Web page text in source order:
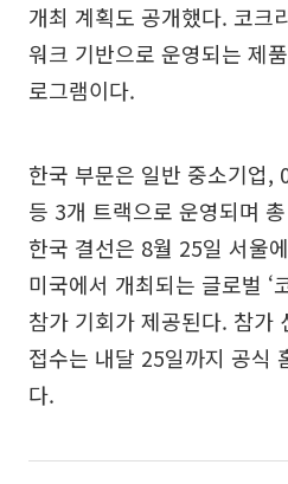
개최 계획도 공개했다. 코크
워크 기반으로 운영되는 제
로그램이다.
한국 부문은 일반 중소기업,
등 3개 트랙으로 운영되며
한국 결선은 8월 25일 서울
미국에서 개최되는 글로벌 ‘
참가 기회가 제공된다. 참가
접수는 내달 25일까지 공식
다.